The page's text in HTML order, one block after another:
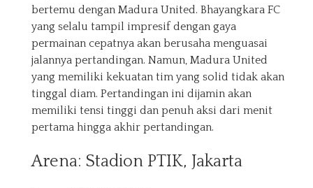
bertemu dengan Madura United. Bhayangkara FC
yang selalu tampil impresif dengan gaya
permainan cepatnya akan berusaha menguasai
jalannya pertandingan. Namun, Madura United
yang memiliki kekuatan tim yang solid tidak akan
tinggal diam. Pertandingan ini dijamin akan
memiliki tensi tinggi dan penuh aksi dari menit
pertama hingga akhir pertandingan.
Arena: Stadion PTIK, Jakarta